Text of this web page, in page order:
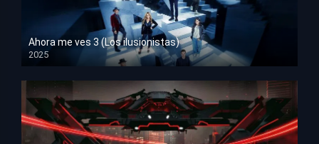
Ahora me ves 3 (Los ilusionistas)
2025
HD 1080p